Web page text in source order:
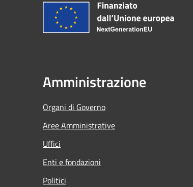
Amministrazione
Organi di Governo
Aree Amministrative
Uffici
Enti e fondazioni
Politici